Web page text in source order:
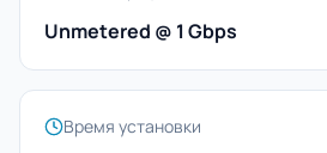
Unmetered @ 1 Gbps
Время установки